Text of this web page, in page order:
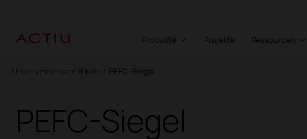
Produkte Projekte Ressourcen
Unternehmenszertifikate / PEFC-Siegel
PEFC-Siegel